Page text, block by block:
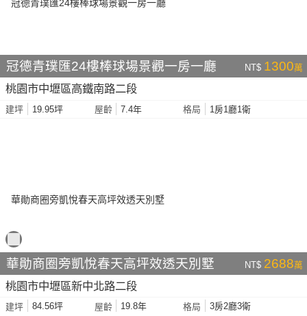
冠德青璞匯24樓棒球場景觀一房一廳 NT$ 1300萬
桃園市中壢區高鐵南路二段
建坪 19.95坪 屋齡 7.4年 格局 1房1廳1衛
華勛商圈旁凱悅春天高坪效透天別墅 NT$ 2688萬
桃園市中壢區新中北路二段
建坪 84.56坪 屋齡 19.8年 格局
3房2廳3衛